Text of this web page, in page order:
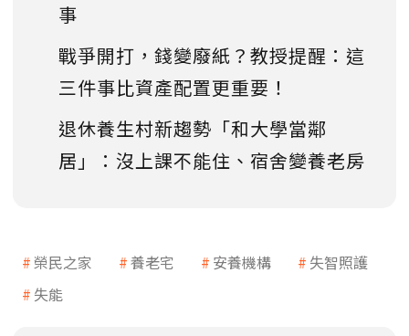
事
戰爭開打，錢變廢紙？教授提醒：這
三件事比資產配置更重要！
退休養生村新趨勢「和大學當鄰
居」：沒上課不能住、宿舍變養老房
榮民之家 養老宅 安養機構
失智照護
失能